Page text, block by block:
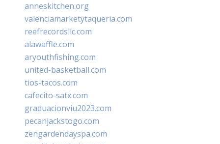
anneskitchen.org
valenciamarketytaqueria.com
reefrecordsllc.com
alawaffle.com
aryouthfishing.com
united-basketball.com
tios-tacos.com
cafecito-satx.com
graduacionviu2023.com
pecanjackstogo.com
zengardendayspa.com